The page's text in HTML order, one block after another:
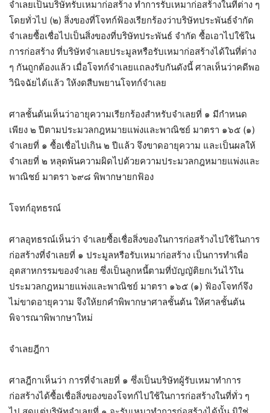
จำเลยเป็นบริษัทรับเหมาก่อสร้าง ทำการรับเหมาก่อสร้างในที่ต่าง ๆ
โดยทั่วไป (๒) สิ่งของที่โจทก์ฟ้องเรียกร้องว่าบริษัทประพันธ์จำกัด
จำเลยซื้อเชื่อไปเป็นสิ่งของที่บริษัทประพันธ์ จำกัด ซื้อเอาไปใช้ใน
การก่อสร้าง ที่บริษัทจำเลยประมูลหรือรับเหมาก่อสร้างได้ในที่ต่าง
ๆ กันถูกต้องแล้ว เมื่อโจทก์จำเลยแถลงรับกันดังนี้ ศาลเห็นว่าคดีพอ
วินิจฉัยได้แล้ว ให้งดสืบพยานโจทก์จำเลย
ศาลชั้นต้นเห็นว่าอายุความเรียกร้องสำหรับจำเลยที่ ๑ มีกำหนด
เพียง ๒ ปีตามประมวลกฎหมายแพ่งและพาณิชย์ มาตรา ๑๖๕ (๑)
จำเลยที่ ๑ ซื้อเชื่อไปเกิน ๒ ปีแล้ว จึงขาดอายุความ และเป็นผลให้
จำเลยที่ ๒ หลุดพ้นความผิดไปด้วยความประมวลกฎหมายแพ่งและ
พาณิชย์ มาตรา ๖๙๘ พิพากษายกฟ้อง
โจทก์อุทธรณ์
ศาลอุทธรณ์เห็นว่า จำเลยซื้อเชื่อสิ่งของในการก่อสร้างไปใช้ในการ
ก่อสร้างที่จำเลยที่ ๑ ประมูลหรือรับเหมาก่อสร้าง เป็นการทำเพื่อ
อุตสาหกรรมของจำเลย ซึ่งเป็นลูกหนี้ตามที่บัญญัติยกเว้นไว้ใน
ประมวลกฎหมายแพ่งและพาณิชย์ มาตรา ๑๖๕ (๑) ฟ้องโจทก์จึง
ไม่ขาดอายุความ จึงให้ยกคำพิพากษาศาลชั้นต้น ให้ศาลชั้นต้น
พิจารณาพิพากษาใหม่
จำเลยฎีกา
ศาลฎีกาเห็นว่า การที่จำเลยที่ ๑ ซึ่งเป็นบริษัทผู้รับเหมาทำการ
ก่อสร้างได้ซื้อเชื่อสิ่งของของโจทก์ไปใช้ในการก่อสร้างในที่ทั่ว ๆ